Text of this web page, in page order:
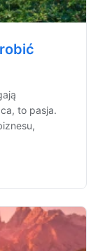
to pasja.